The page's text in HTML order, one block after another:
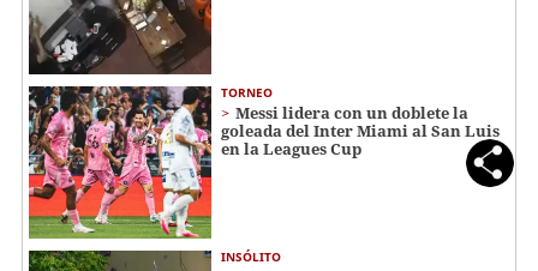
TORNEO
Messi lidera con un doblete la
goleada del Inter Miami al San Luis
en la Leagues Cup
INSÓLITO